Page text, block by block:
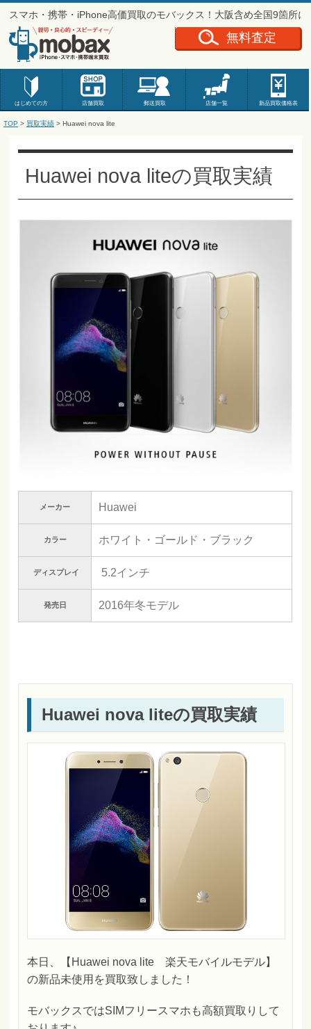
スマホ・携帯・iPhone高価買取のモバックス！大阪含め全国9箇所に
はじめての方 店舗買取 郵送買取 店舗一覧 新品買取価格表
無料査定
TOP > 買取実績 > Huawei nova lite
Huawei nova liteの買取実績
メーカー Huawei
カラー ホワイト・ゴールド・ブラック
ディスプレイ 5.2インチ
発売日 2016年冬モデル
Huawei nova liteの買取実績
本日、【Huawei nova lite 楽天モバイルモデル】
の新品未使用を買取致しました！
モバックスではSIMフリースマホも高額買取りして